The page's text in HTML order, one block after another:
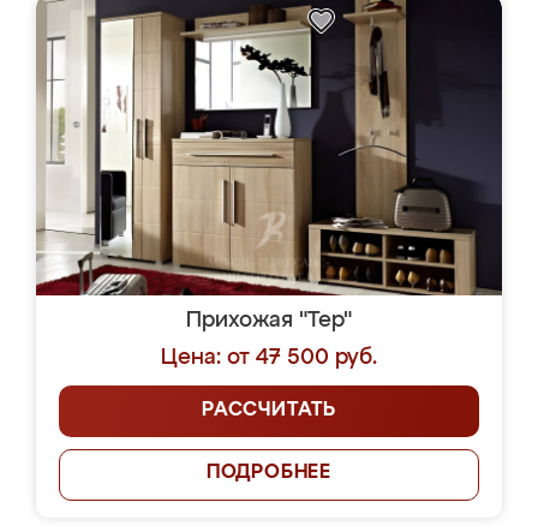
Прихожая "Тер"
Цена: от 47 500 руб.
РАССЧИТАТЬ
ПОДРОБНЕЕ